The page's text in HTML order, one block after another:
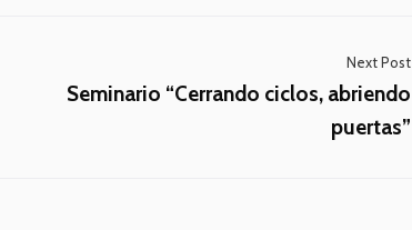
Next Post
Seminario “Cerrando ciclos, abriendo
puertas”